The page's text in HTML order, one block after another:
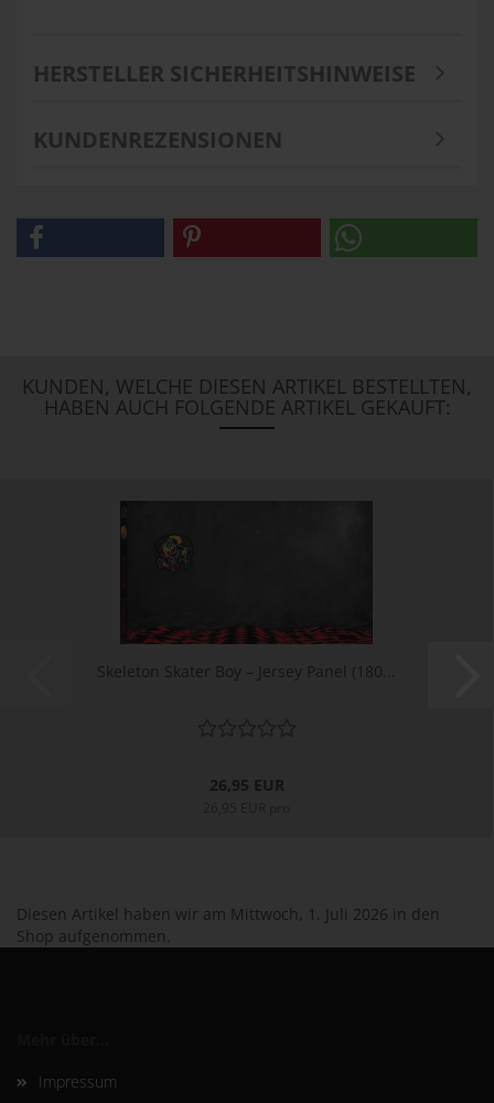
HERSTELLER SICHERHEITSHINWEISE
KUNDENREZENSIONEN
KUNDEN, WELCHE DIESEN ARTIKEL BESTELLTEN,
HABEN AUCH FOLGENDE ARTIKEL GEKAUFT:
Skeleton Skater Boy – Jersey Panel (180...
26,95 EUR
Diesen Artikel haben wir am Mittwoch, 1. Juli 2026 in den
Shop aufgenommen.
Impressum